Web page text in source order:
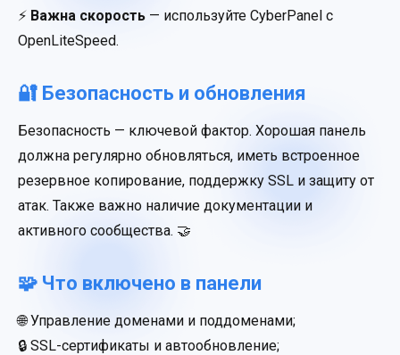
⚡ Важна скорость — используйте CyberPanel с
OpenLiteSpeed.
🔐 Безопасность и обновления
Безопасность — ключевой фактор. Хорошая панель
должна регулярно обновляться, иметь встроенное
резервное копирование, поддержку SSL и защиту от
атак. Также важно наличие документации и
активного сообщества. 🤝
🧩 Что включено в панели
🌐 Управление доменами и поддоменами;
🔒 SSL-сертификаты и автообновление;